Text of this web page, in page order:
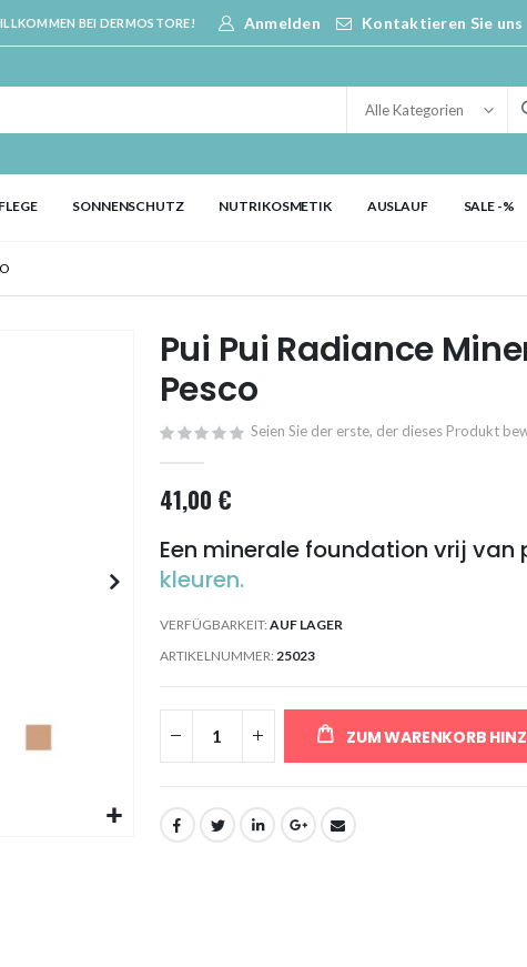
BEI DERMOSTORE! Anmelden Kontaktieren Sie uns
SONNENSCHUTZ NUTRIKOSMETIK AUSLAUF SALE -%
Pui Pui Radiance
Pesco
Seien Sie der erste, der dieses Produkt
41,00 €
Een minerale foundation vrij van
kleuren.
VERFÜGBARKEIT: AUF LAGER
ARTIKELNUMMER 25023
ZUM WARENKORB